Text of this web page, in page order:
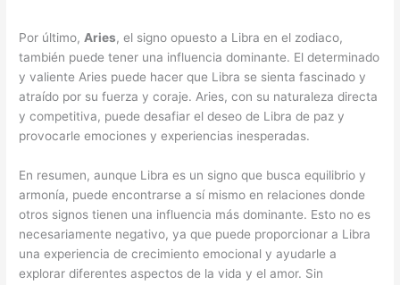
Por último,Aries, el signo opuesto a Libra en el zodiaco,
también puede tener una influencia dominante. El determinado
y valiente Aries puede hacer que Libra se sienta fascinado y
atraído por su fuerza y coraje. Aries, con su naturaleza directa
y competitiva, puede desafiar el deseo de Libra de paz y
provocarle emociones y experiencias inesperadas.
En resumen, aunque Libra es un signo que busca equilibrio y
armonía, puede encontrarse a sí mismo en relaciones donde
otros signos tienen una influencia más dominante. Esto no es
necesariamente negativo, ya que puede proporcionar a Libra
una experiencia de crecimiento emocional y ayudarle a
explorar diferentes aspectos de la vida y el amor. Sin